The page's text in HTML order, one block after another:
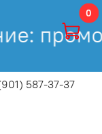
587-37-37
0